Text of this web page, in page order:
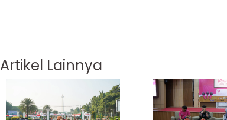
Artikel Lainnya